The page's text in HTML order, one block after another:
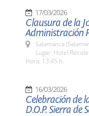
17/03/2026
Clausura de la
Administración
Salamanca
Lugar: Hotel
Hora: 13:45 h.
16/03/2026
Celebración de
D.O.P. Sierra de